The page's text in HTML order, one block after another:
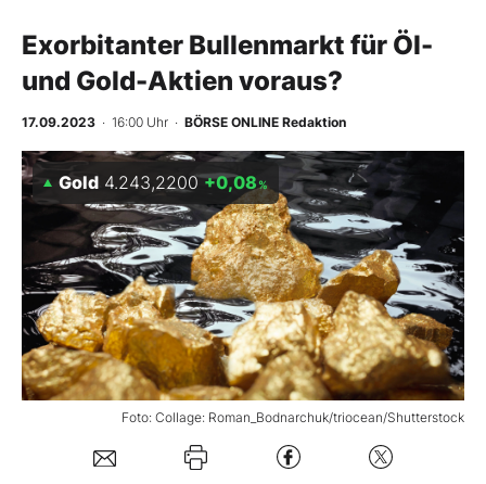
Anlageprodukte
Finanz-Check
BO-Musterdepots
Experten
Mein B:O
Mein Konto
Folgen Sie uns
Exorbitanter Bullenmarkt für Öl-
und Gold-Aktien voraus?
17.09.2023 · 16:00 Uhr · BÖRSE ONLINE Redaktion
Foto: Collage: Roman_Bodnarchuk/triocean/Shutterstock
Gold 4.243,2200 +0,08%